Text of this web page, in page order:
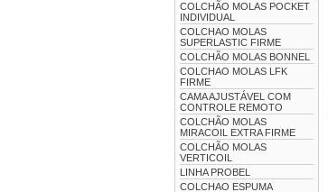
COLCHÃO MOLAS POCKET
INDIVIDUAL
COLCHAO MOLAS
SUPERLASTIC FIRME
COLCHÃO MOLAS BONNEL
COLCHAO MOLAS LFK
FIRME
CAMA AJUSTÁVEL COM
CONTROLE REMOTO
COLCHÃO MOLAS
MIRACOIL EXTRA FIRME
COLCHÃO MOLAS
VERTICOIL
LINHA PROBEL
COLCHAO ESPUMA